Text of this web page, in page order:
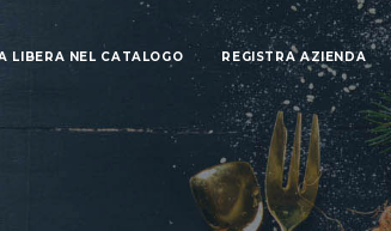
LIBERA NEL CATALOGO REGISTRA AZIENDA